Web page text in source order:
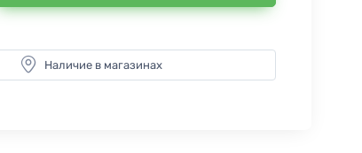
Наличие в магазинах